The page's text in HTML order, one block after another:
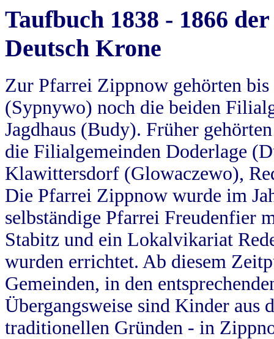
Taufbuch 1838 - 1866
Deutsch Krone
Zur Pfarrei Zippnow gehörten
(Sypnywo) noch die beiden
Jagdhaus (Budy). Früher
die Filialgemeinden Doderlage
Klawittersdorf (Glowaczewo),
Die Pfarrei Zippnow wurde im
selbständige Pfarrei Freudenfier
Stabitz und ein Lokalvikariat
wurden errichtet. Ab diesem
Gemeinden, in den
Übergangsweise sind Kinder aus
traditionellen Gründen - in